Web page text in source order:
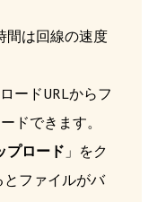
間は回線の速度
ードURLからフ
ドできます。
プロード 」をク
とファイルがバ